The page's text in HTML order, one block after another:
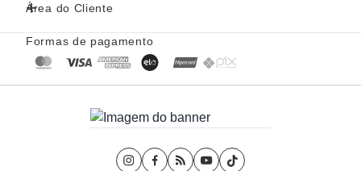
Área do Cliente
Formas de pagamento